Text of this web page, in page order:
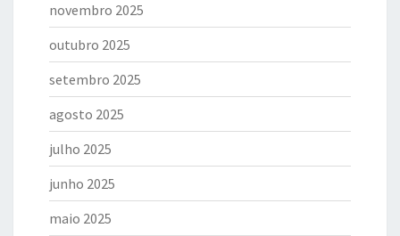
novembro 2025
outubro 2025
setembro 2025
agosto 2025
julho 2025
junho 2025
maio 2025